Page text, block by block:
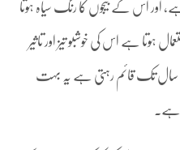
اور اس کے بیجوں کا رنگ سیاہ ہوتا
ہوتا ہے اس کی خوشبو تیز اور تاثیر
ایک محتاط اندازے کے مطابق 7 سے 9 سال تک قائم رہتی ہے یہ بہت
ہے۔